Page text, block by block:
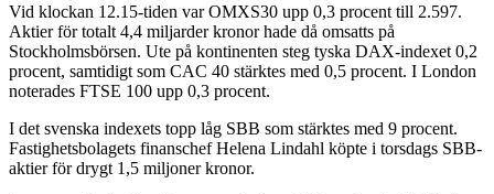
Vid klockan 12.15-tiden var OMXS30 upp 0,3 procent till 2.597.
Aktier för totalt 4,4 miljarder kronor hade då omsatts på
Stockholmsbörsen. Ute på kontinenten steg tyska DAX-indexet 0,2
procent, samtidigt som CAC 40 stärktes med 0,5 procent. I London
noterades FTSE 100 upp 0,3 procent.
I det svenska indexets topp låg SBB som stärktes med 9 procent.
Fastighetsbolagets finanschef Helena Lindahl köpte i torsdags SBB-
aktier för drygt 1,5 miljoner kronor.